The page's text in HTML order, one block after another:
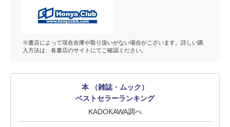
※書店によって現在在庫や取り扱いがない場合がございます。詳しい購
入方法は、各書店のサイトにてご確認ください。
本 （雑誌・ムック）
ベストセラーランキング
KADOKAWA調べ